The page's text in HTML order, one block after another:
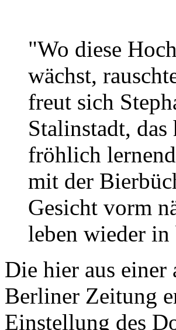
"Wo diese
wächst,
freut sich
Stalinstadt,
fröhlich
mit der
Gesicht vorm
leben wieder in
Die hier aus
Berliner Zeitung
Einstellung des